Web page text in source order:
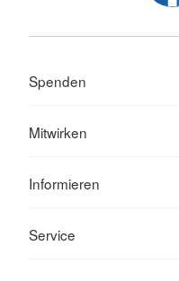
Spenden
Mitwirken
Informieren
Service